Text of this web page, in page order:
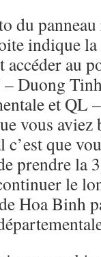
du
indique
au
Duong
et QL
vous
que
prendre la
le
Hoa Binh